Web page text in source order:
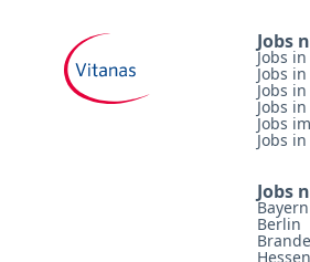
Jobs
Jobs
Jobs
Jobs
Jobs
Jobs
Jobs
Jobs
Bayern
Berlin
Hessen